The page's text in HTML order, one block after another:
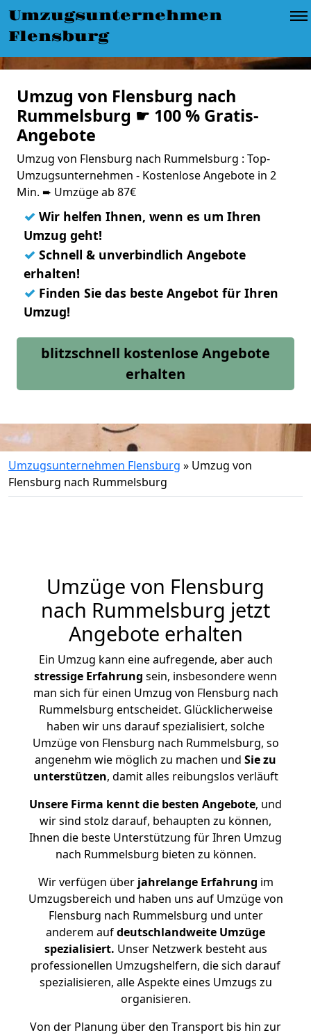
Umzugsunternehmen
Flensburg
Umzug von Flensburg nach
Rummelsburg ☛ 100 % Gratis-
Angebote
Umzug von Flensburg nach Rummelsburg : Top-
Umzugsunternehmen - Kostenlose Angebote in 2
Min. ➨ Umzüge ab 87€
✓ Wir helfen Ihnen, wenn es um Ihren
Umzug geht!
✓ Schnell & unverbindlich Angebote
erhalten!
✓ Finden Sie das beste Angebot für Ihren
Umzug!
blitzschnell kostenlose Angebote
erhalten
Umzugsunternehmen Flensburg » Umzug von
Flensburg nach Rummelsburg
Umzüge von Flensburg
nach Rummelsburg jetzt
Angebote erhalten
Ein Umzug kann eine aufregende, aber auch
stressige Erfahrung sein, insbesondere wenn
man sich für einen Umzug von Flensburg nach
Rummelsburg entscheidet. Glücklicherweise
haben wir uns darauf spezialisiert, solche
Umzüge von Flensburg nach Rummelsburg, so
angenehm wie möglich zu machen und Sie zu
unterstützen, damit alles reibungslos verläuft
Unsere Firma kennt die besten Angebote, und
wir sind stolz darauf, behaupten zu können,
Ihnen die beste Unterstützung für Ihren Umzug
nach Rummelsburg bieten zu können.
Wir verfügen überjahrelange Erfahrung im
Umzugsbereich und haben uns auf Umzüge von
Flensburg nach Rummelsburg und unter
anderem aufdeutschlandweite Umzüge
spezialisiert. Unser Netzwerk besteht aus
professionellen Umzugshelfern, die sich darauf
spezialisieren, alle Aspekte eines Umzugs zu
organisieren.
Von der Planung über den Transport bis hin zur